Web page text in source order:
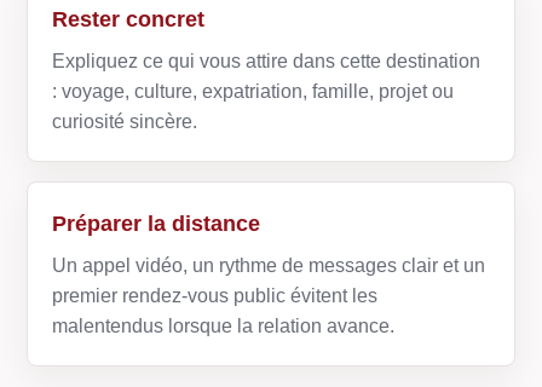
Rester concret
Expliquez ce qui vous attire dans cette destination
: voyage, culture, expatriation, famille, projet ou
curiosité sincère.
Préparer la distance
Un appel vidéo, un rythme de messages clair et un
premier rendez-vous public évitent les
malentendus lorsque la relation avance.